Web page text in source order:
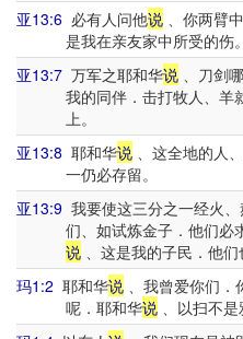
亚13:6 必有人问他说 、你两臂
是我在亲友家中所受的伤。
亚13:7 万军之耶和华说 、刀剑
我的同伴．击打牧人、羊
上。
亚13:8 耶和华说 、这全地的人
一仍必存留。
亚13:9 我要使这三分之一经火
们、如试炼金子．他们必
说、这是我的子民．他们
玛1:2 耶和华说 、我曾爱你们．
呢．耶和华说、以扫不是